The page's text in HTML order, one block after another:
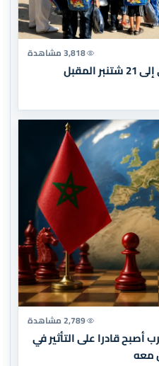
3,818 مشاهدة
2,789 مشاهدة
أصبح قادرا على التأثير في
معه